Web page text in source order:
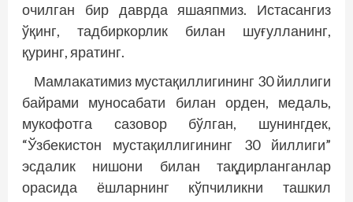
очилган бир даврда яшаяпмиз. Истасангиз
ўқинг, тадбиркорлик билан шуғулланинг,
қуринг, яратинг.
Мамлакатимиз мустақиллигининг 30 йиллиги
байрами муносабати билан орден, медаль,
мукофотга сазовор бўлган, шунингдек,
“Ўзбекистон мустақиллигининг 30 йиллиги”
эсдалик нишони билан тақдирланганлар
орасида ёшларнинг кўпчиликни ташкил